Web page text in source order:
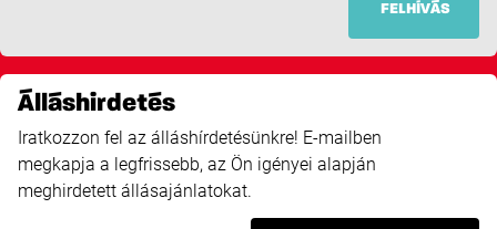
FELHÍVÁS
Álláshirdetés
Iratkozzon fel az álláshírdetésünkre! E-mailben
megkapja a legfrissebb, az Ön igényei alapján
meghirdetett állásajánlatokat.